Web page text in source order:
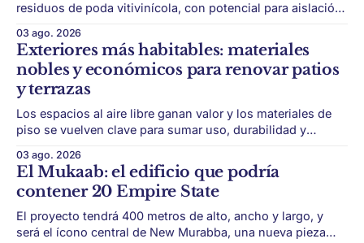
residuos de poda vitivinícola, con potencial para aislación
puede convertir un residuo vitivinícola en un material de
construcción. El desarrollo parte de restos de poda de vid
y micelio, la parte vegetativa de los
03 ago. 2026
Exteriores más habitables: materiales
nobles y económicos para renovar patios
y terrazas
Los espacios al aire libre ganan valor y los materiales de
piso se vuelven clave para sumar uso, durabilidad y
y terrazas se volvieron protagonistas de la vivienda.
Después de años en los que el exterior era visto como un
plus,
03 ago. 2026
El Mukaab: el edificio que podría
contener 20 Empire State
El proyecto tendrá 400 metros de alto, ancho y largo, y
será el ícono central de New Murabba, una nueva pieza